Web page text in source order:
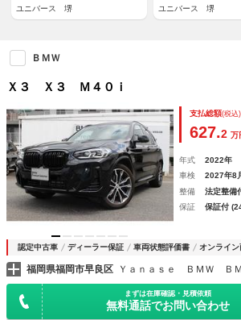
ユニバース 堺 ユニバース 堺
ＢＭＷ
Ｘ３ Ｘ３ Ｍ４０ｉ
支払総額(税込)
627.2 万
年式 2022年
車検
2027年8
整備
法定整備
保証
保証付
認定中古車 ディーラー保証 車両状態評価書 オンライ
福岡県福岡市早良区
まずは在庫確認・見積依頼
無料通話でお問い合わせ